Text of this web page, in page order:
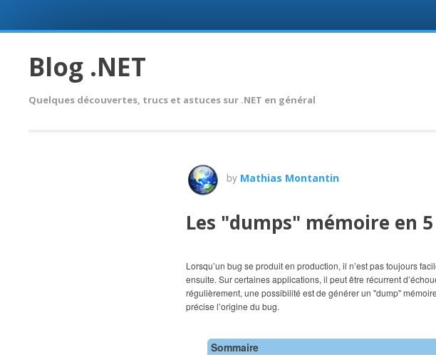
to
content
Blog .NET
Quelques découvertes, trucs et astuces sur .NET en général
by Mathias Montantin
Les "dumps" mémoire en
Lorsqu’un bug se produit en production, il n’est pas toujours
ensuite. Sur certaines applications, il peut être récurrent
régulièrement, une possibilité est de générer un "dump"
précise l’origine du bug.
Sommaire